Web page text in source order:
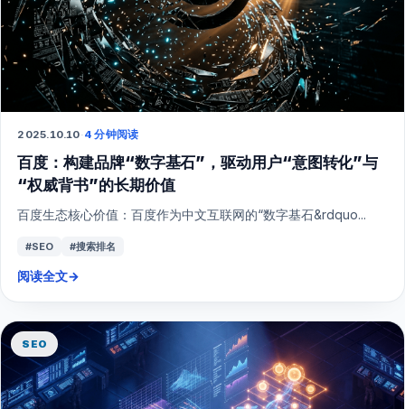
2025.10.10·4 分钟阅读
百度：构建品牌“数字基石”，驱动用户“意图转化”与
“权威背书”的长期价值
百度生态核心价值：百度作为中文互联网的“数字基石&rdquo...
#SEO #搜索排名
阅读全文→
SEO